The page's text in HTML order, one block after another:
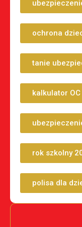
ochrona
tanie
kalkulator OC
rok szkolny
polisa dla